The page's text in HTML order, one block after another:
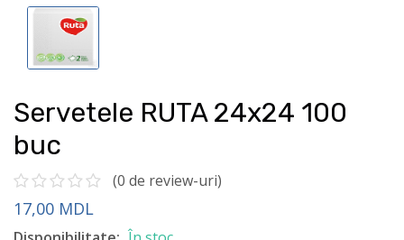
Servetele RUTA 24x24 100
buc
(0 de review-uri)
17,00 MDL